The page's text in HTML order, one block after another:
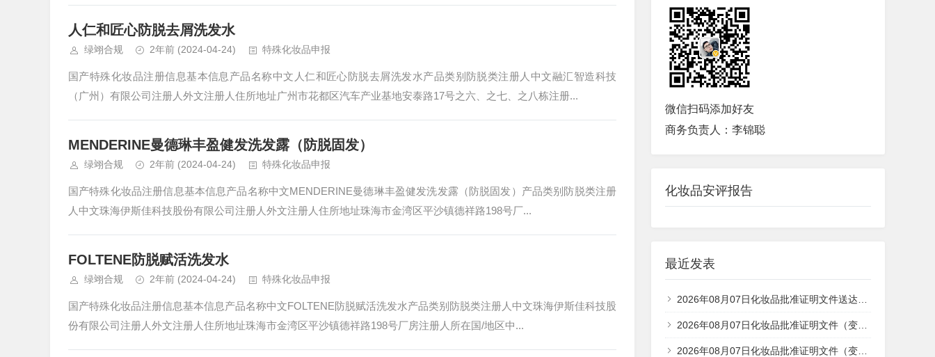
人仁和匠心防脱去屑洗发水
绿翊合规 2年前 (2024-04-24) 特殊化妆品申报
国产特殊化妆品注册信息基本信息产品名称中文人仁和匠心防脱去屑洗发水产品类别防脱类注册人中文融汇智造科技
（广州）有限公司注册人外文注册人住所地址广州市花都区汽车产业基地安泰路17号之六、之七、之八栋注册...
MENDERINE曼德琳丰盈健发洗发露（防脱固发）
绿翊合规 2年前 (2024-04-24) 特殊化妆品申报
国产特殊化妆品注册信息基本信息产品名称中文MENDERINE曼德琳丰盈健发洗发露（防脱固发）产品类别防脱类注册
人中文珠海伊斯佳科技股份有限公司注册人外文注册人住所地址珠海市金湾区平沙镇德祥路198号厂...
FOLTENE防脱赋活洗发水
绿翊合规 2年前 (2024-04-24) 特殊化妆品申报
国产特殊化妆品注册信息基本信息产品名称中文FOLTENE防脱赋活洗发水产品类别防脱类注册人中文珠海伊斯佳科技股
份有限公司注册人外文注册人住所地址珠海市金湾区平沙镇德祥路198号厂房注册人所在国/地区中...
微信扫码添加好友
商务负责人：李锦聪
化妆品安评报告
最近发表
2026年08月07日化妆品批准证明文件送达信息
2026年08月07日化妆品批准证明文件（变更、纠错）送达信息-1
2026年08月07日化妆品批准证明文件（变更、纠错）送达信息